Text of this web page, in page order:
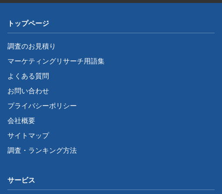
トップページ
調査のお見積り
マーケティングリサーチ用語集
よくある質問
お問い合わせ
プライバシーポリシー
会社概要
サイトマップ
調査・ランキング方法
サービス